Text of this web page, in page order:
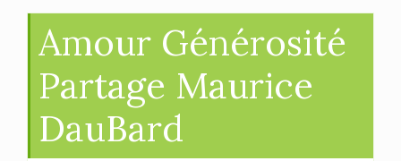
Amour Générosité
Partage Maurice
DauBard